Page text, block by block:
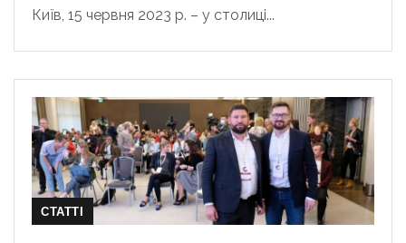
Київ, 15 червня 2023 р. – у столиці...
СТАТТІ